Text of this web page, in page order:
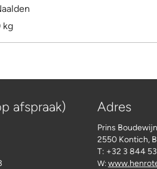
kg
afspraak) Adres
Prins
2550 Kontich,
T: +32 3 844
W: